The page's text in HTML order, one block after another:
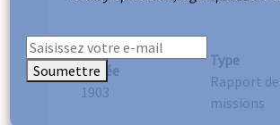
Année
1903
Type
Rapport
missions
Soumettre